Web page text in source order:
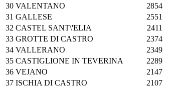
30 VALENTANO 2854
31 GALLESE 2551
32 CASTEL SANT\'ELIA 2411
33 GROTTE DI CASTRO 2374
34 VALLERANO 2349
35 CASTIGLIONE IN TEVERINA 2289
36 VEJANO 2147
37 ISCHIA DI CASTRO 2107